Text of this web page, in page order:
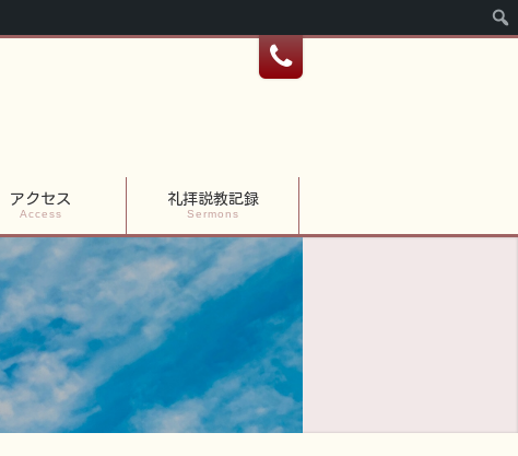
アクセス
Access
礼拝説教記録
Sermons